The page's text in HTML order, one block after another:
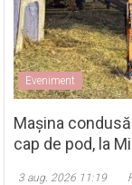
Eveniment
Mașina
cap de pod, la
3 aug. 2026 11:19